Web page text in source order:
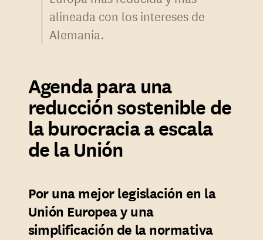
alineada con los intereses de
Alemania.
Agenda para una
reducción sostenible de
la burocracia a escala
de la Unión
Por una mejor legislación en la
Unión Europea y una
simplificación de la normativa